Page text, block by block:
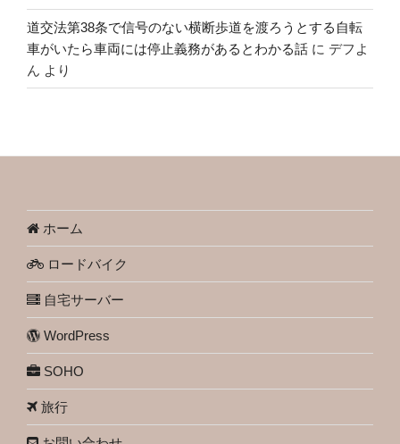
道交法第38条で信号のない横断歩道を渡ろうとする自転
車がいたら車両には停止義務があるとわかる話 に デフよ
ん より
ホーム
ロードバイク
自宅サーバー
WordPress
SOHO
旅行